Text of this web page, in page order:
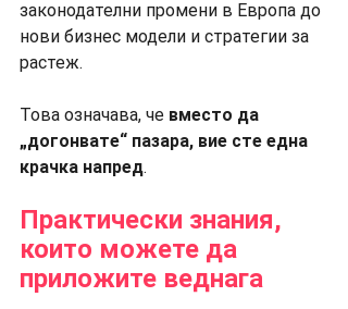
законодателни промени в Европа до
нови бизнес модели и стратегии за
растеж.
Това означава, че вместо да
„догонвате“ пазара, вие сте една
крачка напред.
Практически знания,
които можете да
приложите веднага